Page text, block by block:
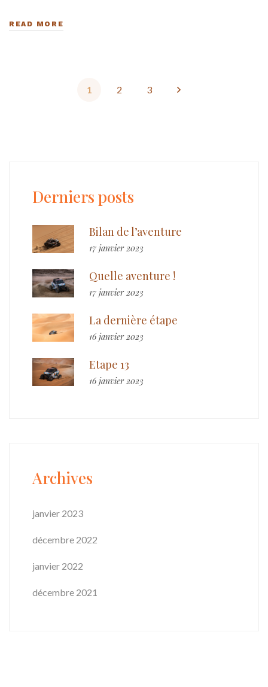
READ MORE
1 2 3
Derniers posts
Bilan de l’aventure
17 janvier 2023
Quelle aventure !
17 janvier 2023
La dernière étape
16 janvier 2023
Etape 13
16 janvier 2023
Archives
janvier 2023
décembre 2022
janvier 2022
décembre 2021